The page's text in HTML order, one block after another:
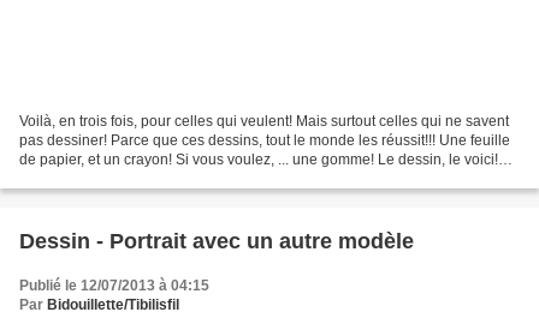
Voilà, en trois fois, pour celles qui veulent! Mais surtout celles qui ne savent
pas dessiner! Parce que ces dessins, tout le monde les réussit!!! Une feuille
de papier, et un crayon! Si vous voulez, ... une gomme! Le dessin, le voici!
Dessin - Portrait avec un autre modèle
Publié le 12/07/2013 à 04:15
Par Bidouillette/Tibilisfil